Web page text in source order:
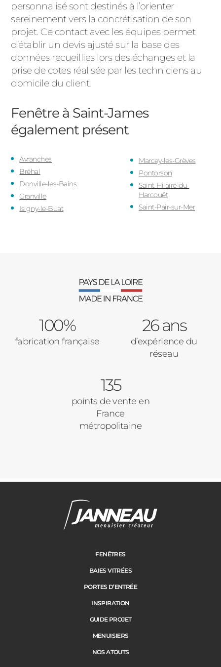
personnalisé sont destinés à l’orienter
sereinement vers la concrétisation de son
projet. Ce contact avec les équipes permet
d’établir un devis ajusté sur la base des
données recueillies lors des échanges et la
prise de cotes réalisée par les techniciens au
domicile du client.
Fenêtre à Saint-James
également présent
Avranches
Bréhal
Donville-les-Bains
Granville
Isigny-le-Buat
Marcey-les-Grèves
Pontorson
Saint-Hilaire-du-
Harcouët
Saint-Pair-sur-Mer
100%
fabrication française
26 ans
d’expérience du
réseau
135
points de vente en
France
métropolitaine
FENÊTRES
BAIES VITRÉES
PORTES D’ENTRÉE
INSPIRATION
GUIDE PROJET
MENUISIERS
NOS ATOUTS
Janneau Menuisier Créateur